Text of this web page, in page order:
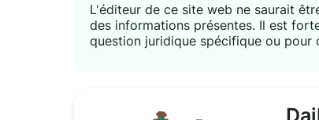
L'éditeur de ce site web ne saurait
des informations présentes. Il est
question juridique spécifique ou